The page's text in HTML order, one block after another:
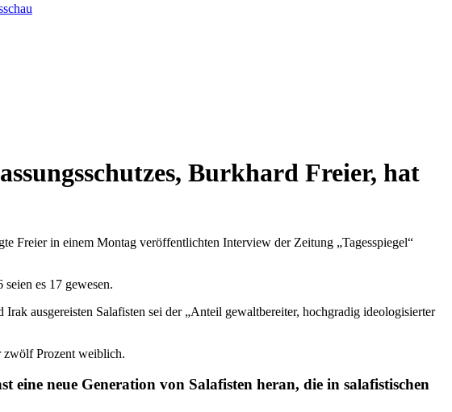
Burkhard Freier, hat
Freier in einem Montag veröffentlichten Interview der Zeitung „Tagesspiegel“
es 17 gewesen.
ausgereisten Salafisten sei der „Anteil gewaltbereiter, hochgradig ideologisierter
zwölf Prozent weiblich.
eine neue Generation von Salafisten heran, die in salafistischen